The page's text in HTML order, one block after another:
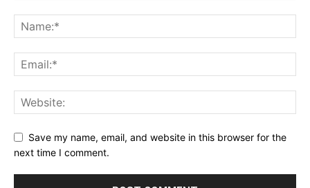
Save my name, email, and website in this browser for the
next time I comment.